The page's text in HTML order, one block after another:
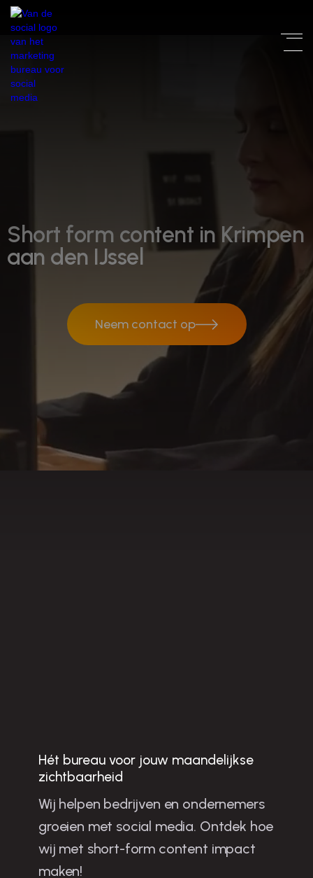
Short form content in Krimpen
aan den IJssel
Neem contact op
Jo
u
w
b
u
sin
e
ss
la
te
n
g
ro
e
ie
n
m
e
t sh
o
rt-fo
rm
o
n
te
n
t in
IJsse
Hét bureau voor jouw maandelijkse
zichtbaarheid
Wij helpen bedrijven en ondernemers
groeien met social media. Ontdek hoe
wij met short-form content impact
maken!